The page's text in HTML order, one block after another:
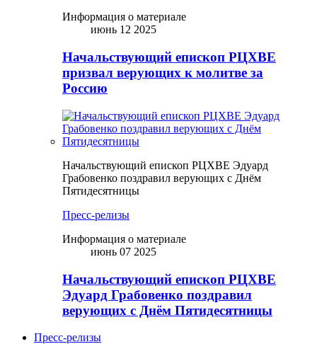
Информация о материале
июнь 12 2025
Начальствующий епископ РЦХВЕ
призвал верующих к молитве за
Россию
Начальствующий епископ РЦХВЕ Эдуард
Грабовенко поздравил верующих с Днём
Пятидесятницы
Пресс-релизы
Информация о материале
июнь 07 2025
Начальствующий епископ РЦХВЕ
Эдуард Грабовенко поздравил
верующих с Днём Пятидесятницы
Пресс-релизы